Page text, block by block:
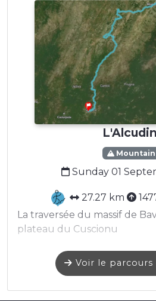
Mountain
Sunday 01
27.27 km
La traversée du massif de
plateau du Cuscionu
Voir le parcours